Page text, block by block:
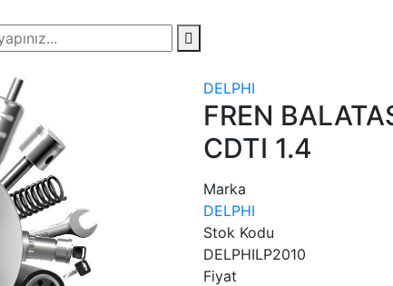
DELPHI
FREN
CDTI 1.4
Marka
DELPHI
Stok Kodu
DELPHILP2010
Fiyat